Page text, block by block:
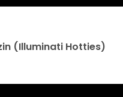
(Illuminati Hotties)